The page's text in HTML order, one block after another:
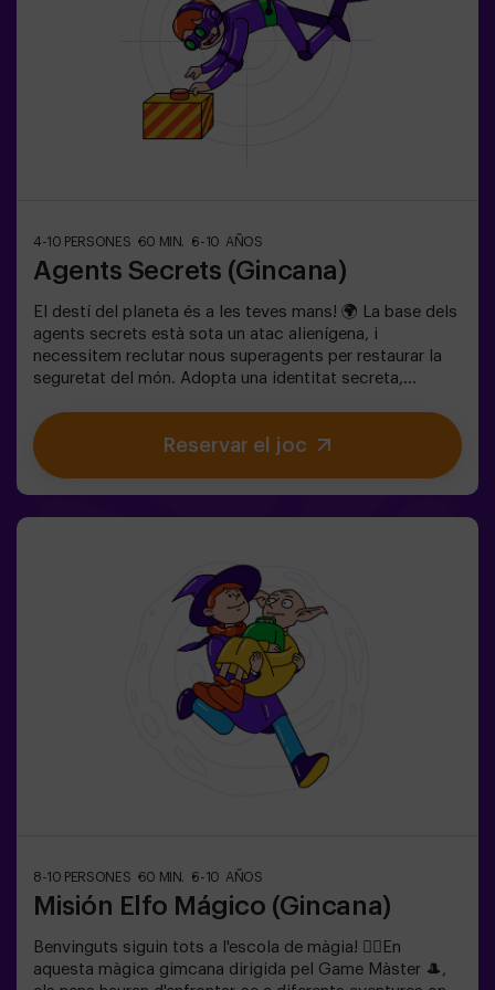
4-10 PERSONES 60 MIN. 6-10 AÑOS
Agents Secrets (Gincana)
El destí del planeta és a les teves mans! 🌍 La base dels
agents secrets està sota un atac alienígena, i
necessitem reclutar nous superagents per restaurar la
seguretat del món. Adopta una identitat secreta,
excepcional, preparat per enfrontar qualsevol
amenaça. 💪 Cada segon compta!Estàs preparat per
acceptar la missió?🎯 El joc està dissenyat
a nens ambientada en un entrenament de superagents.
Inclou un joc de làsers. L’activitat es fa a les fosques
amb llums LED. Les gimcanes són una sèrie de jocs
físics en equip coordinats per un monitor.
Reservar el joc
8-10 PERSONES 60 MIN. 6-10 AÑOS
Misión Elfo Mágico (Gincana)
Benvinguts siguin tots a l'escola de màgia! 🧙‍♀️En
aquesta màgica gimcana dirigida pel Game Màster 🎩,